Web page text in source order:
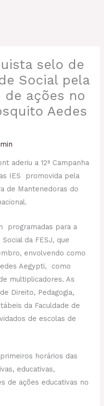
selo de
Social pela
ações no
Aedes
aderiu a 12ª Campanha
IES promovida pela
de Mantenedoras do
programadas para a
da FESJ, que
envolvendo como
Aegypti, como
multiplicadores. As
Direito, Pedagogia,
da Faculdade de
de escolas de
horários das
educativas,
de ações educativas no